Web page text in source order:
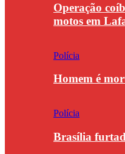
Operação
motos em
Polícia
Homem é
Polícia
Brasília